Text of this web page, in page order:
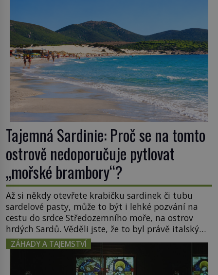
Tajemná Sardinie: Proč se na tomto
ostrově nedoporučuje pytlovat
„mořské brambory“?
Až si někdy otevřete krabičku sardinek či tubu
sardelové pasty, může to být i lehké pozvání na
cestu do srdce Středozemního moře, na ostrov
hrdých Sardů. Věděli jste, že to byl právě italský
ostrov Sardinie, jenž těmto produktům moře
propůjčil své jméno. Co dalšího je pro Sardinii
typické a pro Středoevropana zajímavé? Na
ZÁHADY A TAJEMSTVÍ